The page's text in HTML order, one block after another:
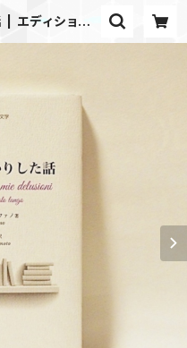
エディション・